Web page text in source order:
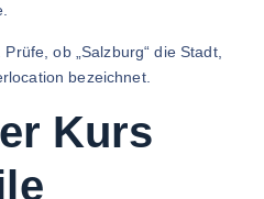
ob „Salzburg“ die Stadt,
bezeichnet.
Kurs